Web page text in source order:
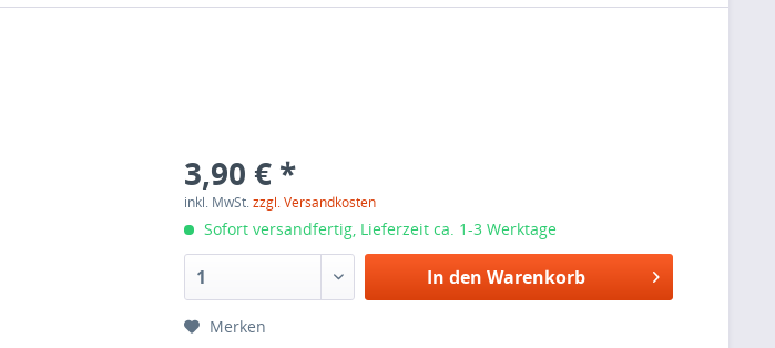
3,90 € *
inkl. MwSt.zzgl. Versandkosten
Sofort versandfertig, Lieferzeit ca. 1-3 Werktage
In den Warenkorb
Merken